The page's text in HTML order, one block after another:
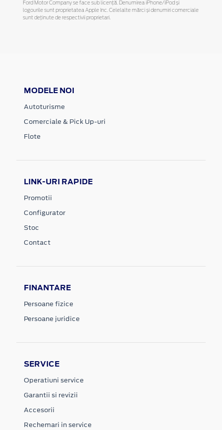
Ford Motor Company se face sub licență. Denumirea iPhone/iPod și
logourile sunt proprietatea Apple Inc. Celelalte mărci și denumiri comerciale
sunt deținute de respectivii proprietari.
MODELE NOI
Autoturisme
Comerciale & Pick Up-uri
Flote
LINK-URI RAPIDE
Promotii
Configurator
Stoc
Contact
FINANTARE
Persoane fizice
Persoane juridice
SERVICE
Operatiuni service
Garantii si revizii
Accesorii
Rechemari in service